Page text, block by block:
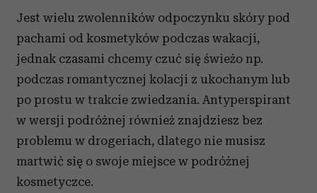
Jest wielu zwolenników odpoczynku skóry pod
pachami od kosmetyków podczas wakacji,
jednak czasami chcemy czuć się świeżo np.
podczas romantycznej kolacji z ukochanym lub
po prostu w trakcie zwiedzania. Antyperspirant
w wersji podróżnej również znajdziesz bez
problemu w drogeriach, dlatego nie musisz
martwić się o swoje miejsce w podróżnej
kosmetyczce.